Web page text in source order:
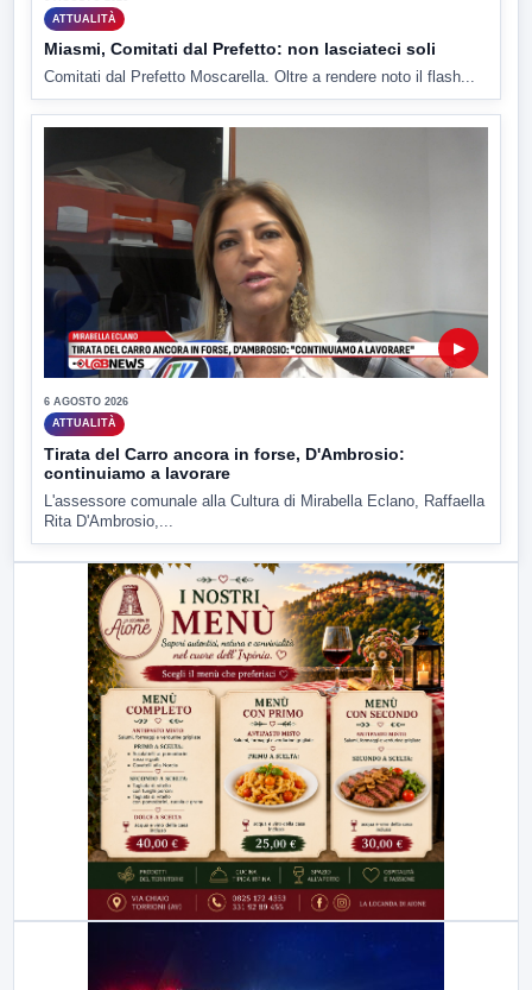
ATTUALITÀ
Miasmi, Comitati dal Prefetto: non lasciateci soli
Comitati dal Prefetto Moscarella. Oltre a rendere noto il flash...
▶
6 AGOSTO 2026
ATTUALITÀ
Tirata del Carro ancora in forse, D'Ambrosio:
continuiamo a lavorare
L'assessore comunale alla Cultura di Mirabella Eclano, Raffaella
Rita D'Ambrosio,...